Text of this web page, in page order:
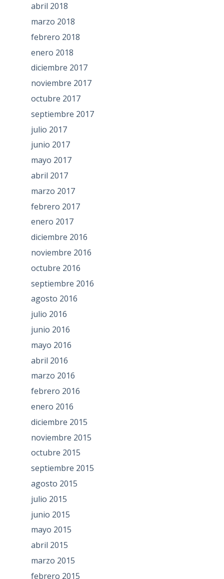
abril 2018
marzo 2018
febrero 2018
enero 2018
diciembre 2017
noviembre 2017
octubre 2017
septiembre 2017
julio 2017
junio 2017
mayo 2017
abril 2017
marzo 2017
febrero 2017
enero 2017
diciembre 2016
noviembre 2016
octubre 2016
septiembre 2016
agosto 2016
julio 2016
junio 2016
mayo 2016
abril 2016
marzo 2016
febrero 2016
enero 2016
diciembre 2015
noviembre 2015
octubre 2015
septiembre 2015
agosto 2015
julio 2015
junio 2015
mayo 2015
abril 2015
marzo 2015
febrero 2015